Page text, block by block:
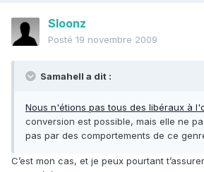
Sloonz
Posté 19 novembre 2009
Samahell a dit :
Nous n'étions pas tous des libéraux à
conversion est possible, mais elle ne
pas par des comportements de ce
C’est mon cas, et je peux pourtant